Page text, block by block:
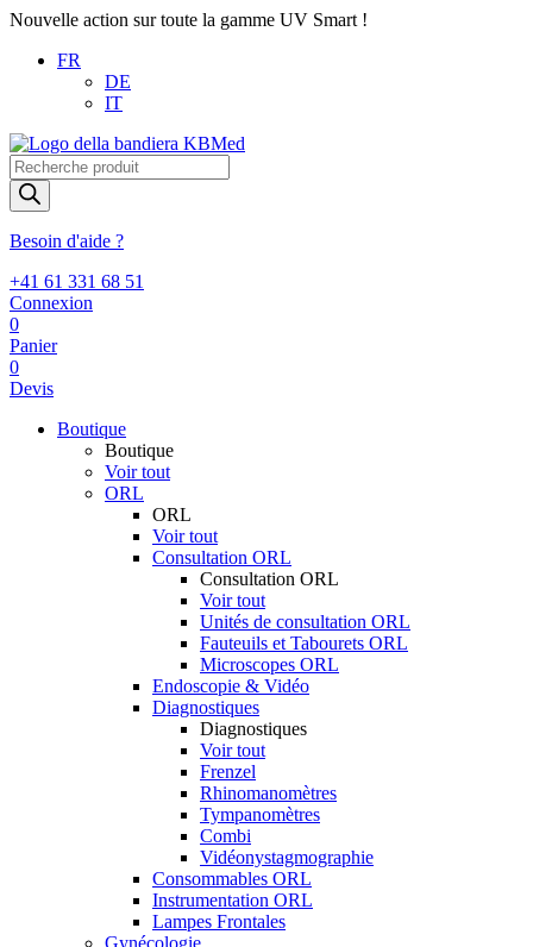
Nouvelle action sur toute la gamme UV Smart !
FR
DE
IT
Recherche
de
produits
Besoin d'aide ?
+41 61 331 68 51
Connexion
0
Panier
0
Devis
Boutique
Boutique
Voir tout
ORL
ORL
Voir tout
Consultation ORL
Consultation ORL
Voir tout
Unités de consultation ORL
Fauteuils et Tabourets ORL
Microscopes ORL
Endoscopie & Vidéo
Diagnostiques
Diagnostiques
Voir tout
Frenzel
Rhinomanomètres
Tympanomètres
Combi
Vidéonystagmographie
Consommables ORL
Instrumentation ORL
Lampes Frontales
Gynécologie